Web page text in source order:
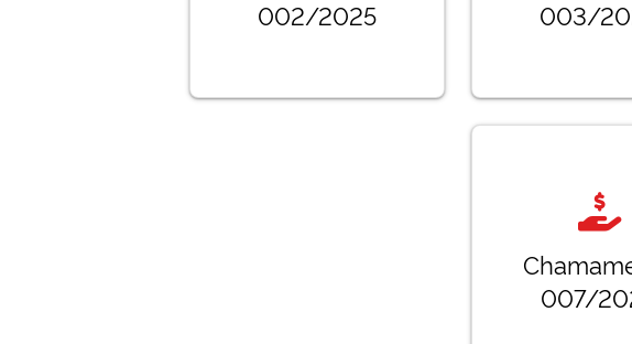
002/2025
003/
007/